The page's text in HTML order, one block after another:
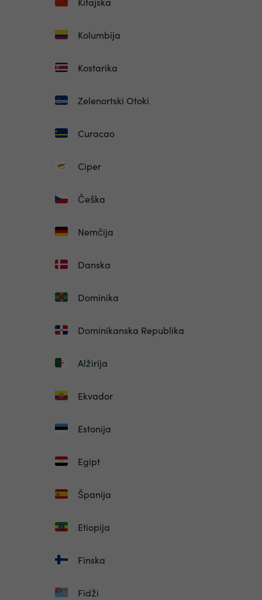
Kolumbija
Kostarika
Zelenortski Otoki
Curacao
Ciper
Češka
Nemčija
Danska
Dominika
Dominikanska Republika
Alžirija
Ekvador
Estonija
Egipt
Španija
Etiopija
Finska
Fidži